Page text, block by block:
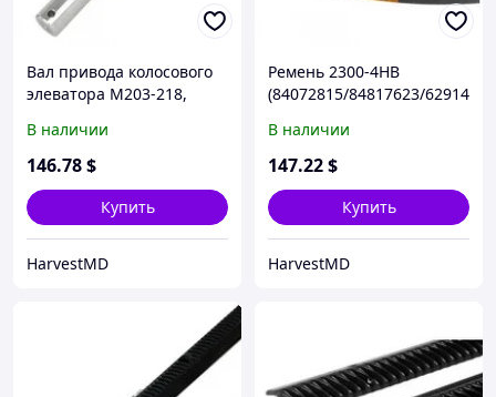
Вал привода колосового
элеватора М203-218,
В наличии
146.78$
Купить
HarvestMD
Ремень 2300-4HB
(84072815/84817623/62914
В наличии
147.22$
Купить
HarvestMD